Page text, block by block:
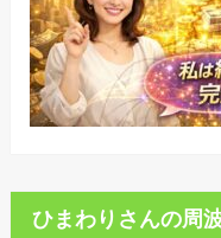
ひまわりさんの